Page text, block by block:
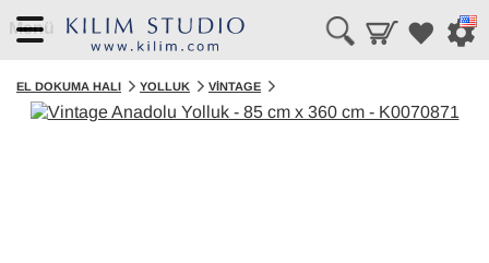
Menü
EL DOKUMA HALI YOLLUK VINTAGE